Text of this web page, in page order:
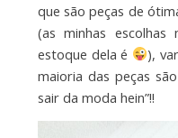
que são peças de
(as minhas
estoque dela é
),
maioria das peças
sair da moda hein”!!